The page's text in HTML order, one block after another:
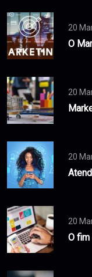
20
O
20
20
20
O